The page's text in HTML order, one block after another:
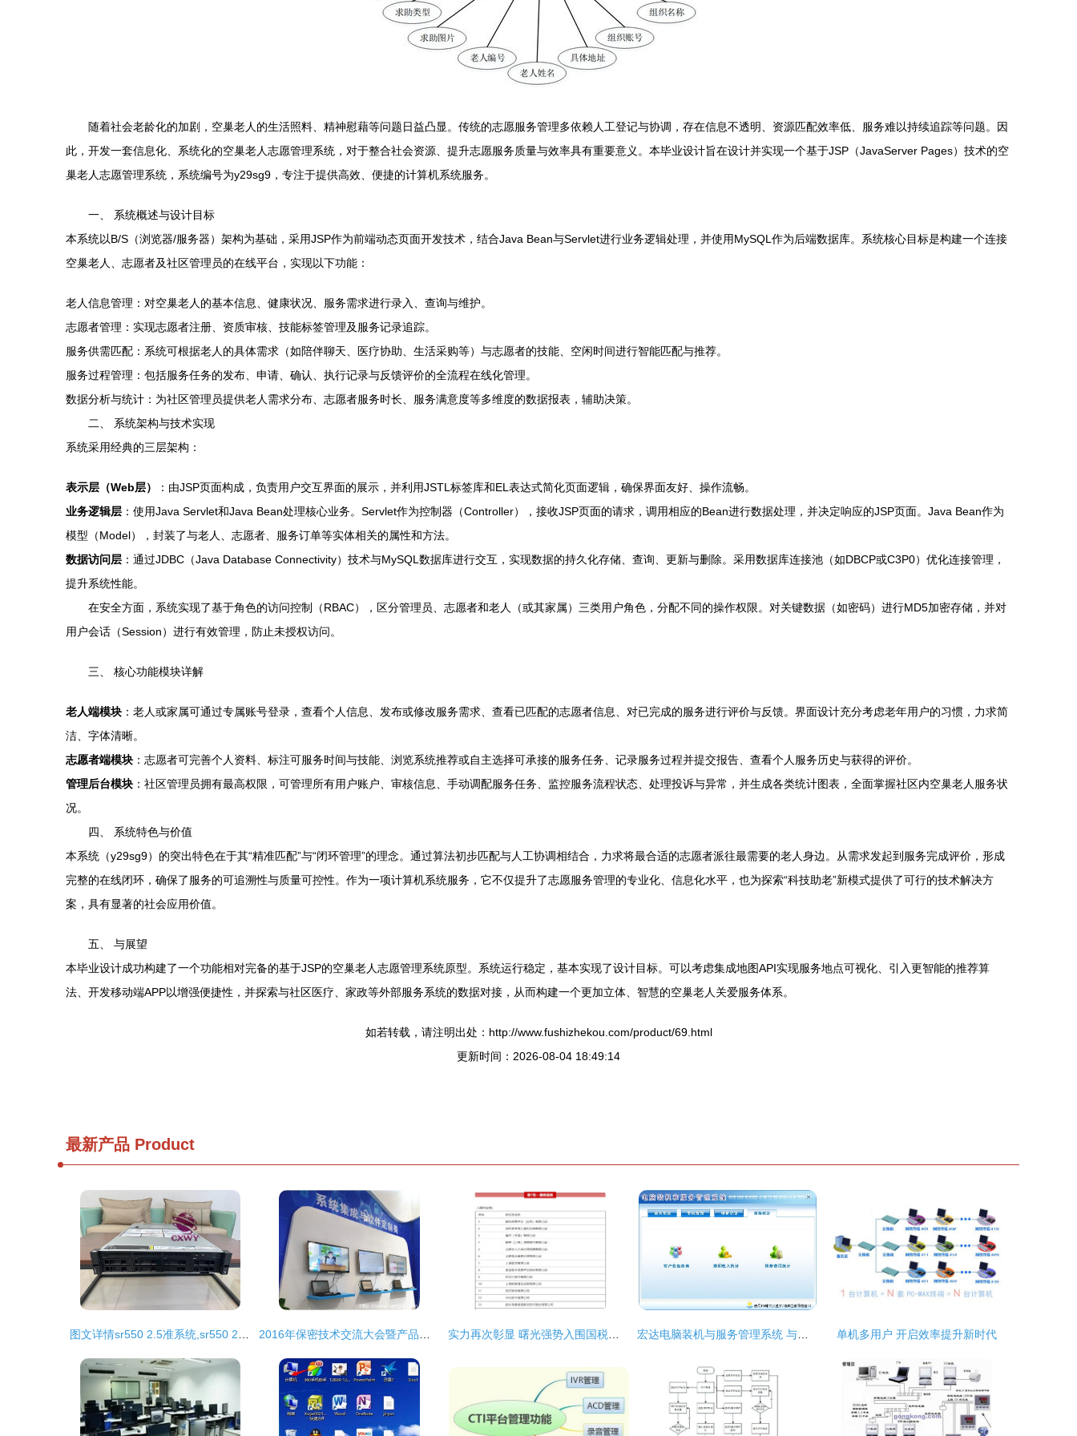
随着社会老龄化的加剧，空巢老人的生活照料、精神慰藉等问题日益凸显。传统的志愿服务管理多依赖人工登记与协调，存在信息不透明、资源匹配效率低、服务难以持续追踪等问题。因
此，开发一套信息化、系统化的空巢老人志愿管理系统，对于整合社会资源、提升志愿服务质量与效率具有重要意义。本毕业设计旨在设计并实现一个基于JSP（JavaServer Pages）技术的空
巢老人志愿管理系统，系统编号为y29sg9，专注于提供高效、便捷的计算机系统服务。
一、 系统概述与设计目标
本系统以B/S（浏览器/服务器）架构为基础，采用JSP作为前端动态页面开发技术，结合Java Bean与Servlet进行业务逻辑处理，并使用MySQL作为后端数据库。系统核心目标是构建一个连接
空巢老人、志愿者及社区管理员的在线平台，实现以下功能：
老人信息管理：对空巢老人的基本信息、健康状况、服务需求进行录入、查询与维护。
志愿者管理：实现志愿者注册、资质审核、技能标签管理及服务记录追踪。
服务供需匹配：系统可根据老人的具体需求（如陪伴聊天、医疗协助、生活采购等）与志愿者的技能、空闲时间进行智能匹配与推荐。
服务过程管理：包括服务任务的发布、申请、确认、执行记录与反馈评价的全流程在线化管理。
数据分析与统计：为社区管理员提供老人需求分布、志愿者服务时长、服务满意度等多维度的数据报表，辅助决策。
二、 系统架构与技术实现
系统采用经典的三层架构：
表示层（Web层）
：由JSP页面构成，负责用户交互界面的展示，并利用JSTL标签库和EL表达式简化页面逻辑，确保界面友好、操作流畅。
业务逻辑层 ：使用Java Servlet和Java Bean处理核心业务。Servlet作为控制器（Controller），接收JSP页面的请求，调用相应的Bean进行数据处理，并决定响应的JSP页面。Java Bean作为
模型（Model），封装了与老人、志愿者、服务订单等实体相关的属性和方法。
数据访问层 ：通过JDBC（Java Database Connectivity）技术与MySQL数据库进行交互，实现数据的持久化存储、查询、更新与删除。采用数据库连接池（如DBCP或C3P0）优化连接管理，
提升系统性能。
在安全方面，系统实现了基于角色的访问控制（RBAC），区分管理员、志愿者和老人（或其家属）三类用户角色，分配不同的操作权限。对关键数据（如密码）进行MD5加密存储，并对
用户会话（Session）进行有效管理，防止未授权访问。
三、 核心功能模块详解
老人端模块 ：老人或家属可通过专属账号登录，查看个人信息、发布或修改服务需求、查看已匹配的志愿者信息、对已完成的服务进行评价与反馈。界面设计充分考虑老年用户的习惯，力求简
洁、字体清晰。
志愿者端模块 ：志愿者可完善个人资料、标注可服务时间与技能、浏览系统推荐或自主选择可承接的服务任务、记录服务过程并提交报告、查看个人服务历史与获得的评价。
管理后台模块 ：社区管理员拥有最高权限，可管理所有用户账户、审核信息、手动调配服务任务、监控服务流程状态、处理投诉与异常，并生成各类统计图表，全面掌握社区内空巢老人服务状
况。
四、 系统特色与价值
本系统（y29sg9）的突出特色在于其“精准匹配”与“闭环管理”的理念。通过算法初步匹配与人工协调相结合，力求将最合适的志愿者派往最需要的老人身边。从需求发起到服务完成评价，形成
完整的在线闭环，确保了服务的可追溯性与质量可控性。作为一项计算机系统服务，它不仅提升了志愿服务管理的专业化、信息化水平，也为探索“科技助老”新模式提供了可行的技术解决方
案，具有显著的社会应用价值。
五、 与展望
本毕业设计成功构建了一个功能相对完备的基于JSP的空巢老人志愿管理系统原型。系统运行稳定，基本实现了设计目标。可以考虑集成地图API实现服务地点可视化、引入更智能的推荐算
法、开发移动端APP以增强便捷性，并探索与社区医疗、家政等外部服务系统的数据对接，从而构建一个更加立体、智慧的空巢老人关爱服务体系。
如若转载，请注明出处：http://www.fushizhekou.com/product/69.html
更新时间：2026-08-04 18:49:14
最新产品 Product
单机多用户 开启效率提升新时代